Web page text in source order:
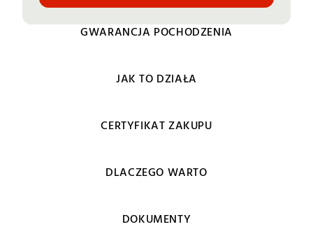
GWARANCJA POCHODZENIA
JAK TO DZIAŁA
CERTYFIKAT ZAKUPU
DLACZEGO WARTO
DOKUMENTY